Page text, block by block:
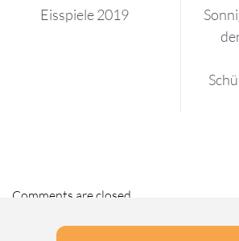
Eisspiele 2019
Comments are closed.